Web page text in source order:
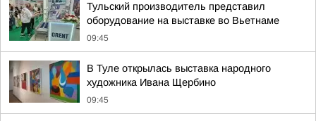
Тульский производитель представил
оборудование на выставке во Вьетнаме
09:45
В Туле открылась выставка народного
художника Ивана Щербино
09:45